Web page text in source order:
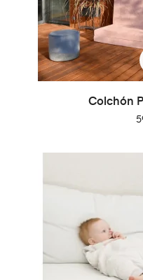
Colchón